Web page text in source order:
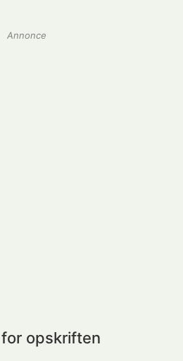
Annonce
opskriften